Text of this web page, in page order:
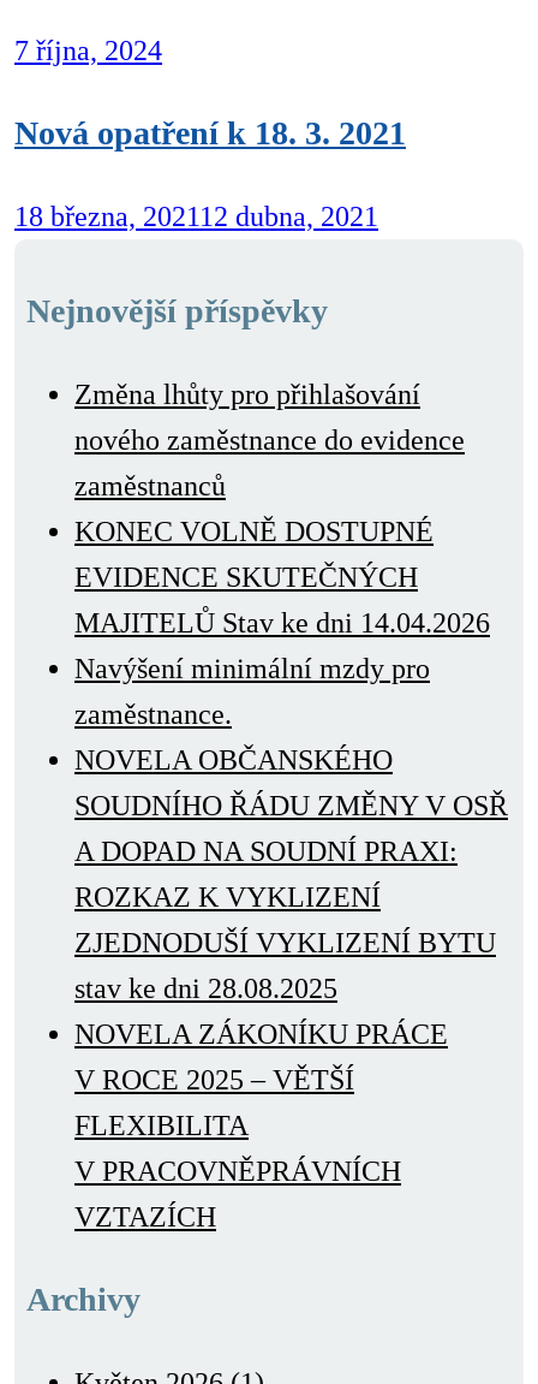
7 října, 2024
Nová opatření k 18. 3. 2021
18 března, 202112 dubna, 2021
Nejnovější příspěvky
Změna lhůty pro přihlašování
nového zaměstnance do evidence
zaměstnanců
KONEC VOLNĚ DOSTUPNÉ
EVIDENCE SKUTEČNÝCH
MAJITELŮ Stav ke dni 14.04.2026
Navýšení minimální mzdy pro
zaměstnance.
NOVELA OBČANSKÉHO
SOUDNÍHO ŘÁDU ZMĚNY V OSŘ
A DOPAD NA SOUDNÍ PRAXI:
ROZKAZ K VYKLIZENÍ
ZJEDNODUŠÍ VYKLIZENÍ BYTU
stav ke dni 28.08.2025
NOVELA ZÁKONÍKU PRÁCE
V ROCE 2025 – VĚTŠÍ
FLEXIBILITA
V PRACOVNĚPRÁVNÍCH
VZTAZÍCH
Archivy